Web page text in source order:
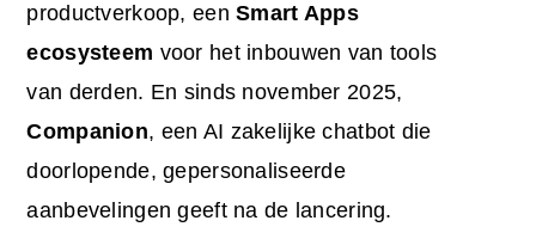
productverkoop, eenSmart Apps
ecosysteem voor het inbouwen van tools
van derden. En sinds november 2025,
Companion, een AI zakelijke chatbot die
doorlopende, gepersonaliseerde
aanbevelingen geeft na de lancering.